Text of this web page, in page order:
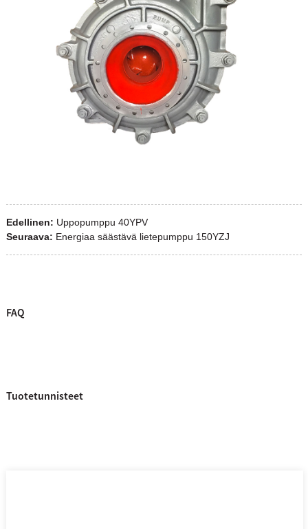
Edellinen: Uppopumppu 40YPV
Seuraava: Energiaa säästävä lietepumppu 150YZJ
FAQ
Tuotetunnisteet